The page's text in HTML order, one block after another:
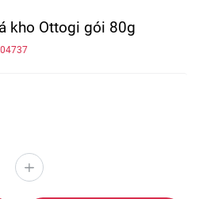
kho Ottogi gói 80g